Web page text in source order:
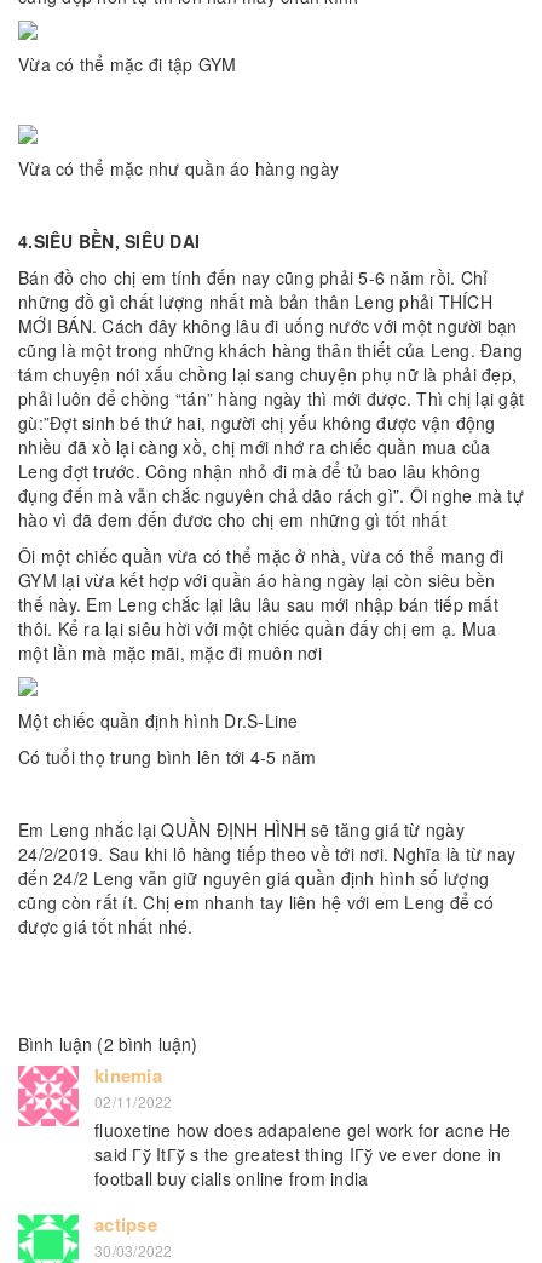
Vừa có thể mặc đi tập GYM
Vừa có thể mặc như quần áo hàng ngày
4.SIÊU BỀN, SIÊU DAI
Bán đồ cho chị em tính đến nay cũng phải 5-6 năm rồi. Chỉ
những đồ gì chất lượng nhất mà bản thân Leng phải THÍCH
MỚI BÁN. Cách đây không lâu đi uống nước với một người bạn
cũng là một trong những khách hàng thân thiết của Leng. Đang
tám chuyện nói xấu chồng lại sang chuyện phụ nữ là phải đẹp,
phải luôn để chồng “tán” hàng ngày thì mới được. Thì chị lại gật
gù:”Đợt sinh bé thứ hai, người chị yếu không được vận động
nhiều đã xồ lại càng xồ, chị mới nhớ ra chiếc quần mua của
Leng đợt trước. Công nhận nhỏ đi mà để tủ bao lâu không
đụng đến mà vẫn chắc nguyên chả dão rách gì”. Ôi nghe mà tự
hào vì đã đem đến đươc cho chị em những gì tốt nhất
Ôi một chiếc quần vừa có thể mặc ở nhà, vừa có thể mang đi
GYM lại vừa kết hợp với quần áo hàng ngày lại còn siêu bền
thế này. Em Leng chắc lại lâu lâu sau mới nhập bán tiếp mất
thôi. Kể ra lại siêu hời với một chiếc quần đấy chị em ạ. Mua
một lần mà mặc mãi, mặc đi muôn nơi
Một chiếc quần định hình Dr.S-Line
Có tuổi thọ trung bình lên tới 4-5 năm
Em Leng nhắc lại QUẦN ĐỊNH HÌNH sẽ tăng giá từ ngày
24/2/2019. Sau khi lô hàng tiếp theo về tới nơi. Nghĩa là từ nay
đến 24/2 Leng vẫn giữ nguyên giá quần định hình số lượng
cũng còn rất ít. Chị em nhanh tay liên hệ với em Leng để có
được giá tốt nhất nhé.
Bình luận (2 bình luận)
kinemia
02/11/2022
fluoxetine how does adapalene gel work for acne He
said Гў ItГў s the greatest thing IГў ve ever done in
football buy cialis online from india
actipse
30/03/2022